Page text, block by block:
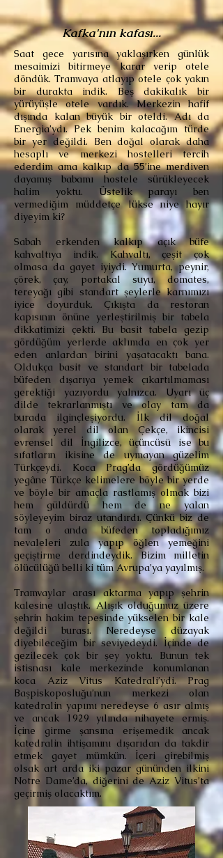
Kafka'nın kafası...
Saat gece yarısına yaklaşırken günlük
mesaimizi bitirmeye karar verip otele
döndük. Tramvaya atlayıp otele çok yakın
bir durakta indik. Beş dakikalık bir
yürüyüşle otele vardık. Merkezin hafif
dışında kalan büyük bir oteldi. Adı da
Energia’ydı. Pek benim kalacağım türde
bir yer değildi. Ben doğal olarak daha
hesaplı ve merkezi hostelleri tercih
ederdim ama kalkıp da 55’ine merdiven
dayamış babamı hostele sürükleyecek
halim yoktu. Üstelik parayı ben
vermediğim müddetçe lükse niye hayır
diyeyim ki?
Sabah erkenden kalkıp açık büfe
kahvaltıya indik. Kahvaltı, çeşit çok
olmasa da gayet iyiydi. Yumurta, peynir,
çörek, çay, portakal suyu, domates,
tereyağı gibi standart şeylerle karnımızı
iyice doyurduk. Çıkışta da restoran
kapısının önüne yerleştirilmiş bir tabela
dikkatimizi çekti. Bu basit tabela gezip
gördüğüm yerlerde aklımda en çok yer
eden anlardan birini yaşatacaktı bana.
Oldukça basit ve standart bir tabelada
büfeden dışarıya yemek çıkartılmaması
gerektiği yazıyordu yalnızca. Uyarı üç
dilde tekrarlanmıştı ve olay tam da
burada ilginçleşiyordu. İlk dil doğal
olarak yerel dil olan Çekçe, ikincisi
evrensel dil İngilizce, üçüncüsü ise bu
sıfatların ikisine de uymayan güzelim
Türkçeydi. Koca Prag’da gördüğümüz
yegâne Türkçe kelimelere böyle bir yerde
ve böyle bir amaçla rastlamış olmak bizi
hem güldürdü hem de ne yalan
söyleyeyim biraz utandırdı. Çünkü biz de
tam o anda büfeden topladığımız
nevaleleri zula yapıp öğlen yemeğini
geçiştirme derdindeydik. Bizim milletin
ölücülüğü belli ki tüm Avrupa’ya yayılmış.
Tramvaylar arası aktarma yapıp şehrin
kalesine ulaştık. Alışık olduğumuz üzere
şehrin hakim tepesinde yükselen bir kale
değildi burası. Neredeyse düzayak
diyebileceğim bir seviyedeydi. İçinde de
gezilecek çok bir şey yoktu. Bunun tek
istisnası kale merkezinde konumlanan
koca Aziz Vitus Katedrali’ydi. Prag
Başpiskoposluğu’nun merkezi olan
katedralin yapımı neredeyse 6 asır almış
ve ancak 1929 yılında nihayete ermiş.
İçine girme şansına erişemedik ancak
katedralin ihtişamını dışarıdan da takdir
etmek gayet mümkün. İçeri girebilmiş
olsak art arda iki pazar gününden ilkini
Notre Dame’da, diğerini de Aziz Vitus’ta
geçirmiş olacaktım.